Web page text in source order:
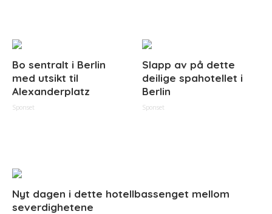
Bo sentralt i Berlin
med utsikt til
Alexanderplatz
Sponset
Slapp av på dette
deilige spahotellet i
Berlin
Sponset
Nyt dagen i dette hotellbassenget mellom
severdighetene